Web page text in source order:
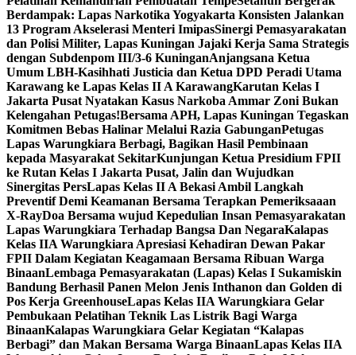
Berdampak: Lapas Narkotika Yogyakarta Konsisten Jalankan
13 Program Akselerasi Menteri ImipasSinergi Pemasyarakatan
dan Polisi Militer, Lapas Kuningan Jajaki Kerja Sama Strategis
dengan Subdenpom III/3-6 KuninganAnjangsana Ketua
Umum LBH-Kasihhati Justicia dan Ketua DPD Peradi Utama
Karawang ke Lapas Kelas II A KarawangKarutan Kelas I
Jakarta Pusat Nyatakan Kasus Narkoba Ammar Zoni Bukan
Kelengahan Petugas!Bersama APH, Lapas Kuningan Tegaskan
Komitmen Bebas Halinar Melalui Razia GabunganPetugas
Lapas Warungkiara Berbagi, Bagikan Hasil Pembinaan
kepada Masyarakat SekitarKunjungan Ketua Presidium FPII
ke Rutan Kelas I Jakarta Pusat, Jalin dan Wujudkan
Sinergitas PersLapas Kelas II A Bekasi Ambil Langkah
Preventif Demi Keamanan Bersama Terapkan Pemeriksaaan
X-RayDoa Bersama wujud Kepedulian Insan Pemasyarakatan
Lapas Warungkiara Terhadap Bangsa Dan NegaraKalapas
Kelas IIA Warungkiara Apresiasi Kehadiran Dewan Pakar
FPII Dalam Kegiatan Keagamaan Bersama Ribuan Warga
BinaanLembaga Pemasyarakatan (Lapas) Kelas I Sukamiskin
Bandung Berhasil Panen Melon Jenis Inthanon dan Golden di
Pos Kerja GreenhouseLapas Kelas IIA Warungkiara Gelar
Pembukaan Pelatihan Teknik Las Listrik Bagi Warga
BinaanKalapas Warungkiara Gelar Kegiatan “Kalapas
Berbagi” dan Makan Bersama Warga BinaanLapas Kelas IIA